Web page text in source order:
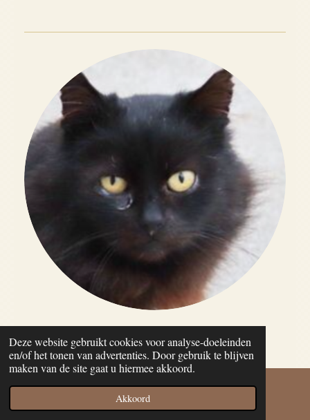
Deze website gebruikt cookies voor analyse-doeleinden
en/of het tonen van advertenties. Door gebruik te blijven
maken van de site gaat u hiermee akkoord.
Akkoord
Maxi
2014 - 2024